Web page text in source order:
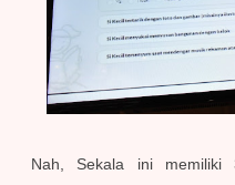
Nah, Sekala ini